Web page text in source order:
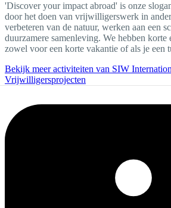
'Discover your impact abroad' is onze
door het doen van vrijwilligerswerk in
verbeteren van de natuur, werken aan een
duurzamere samenleving. We hebben korte
zowel voor een korte vakantie of als je een
Bekijk meer activiteiten van SIW
Vrijwilligersprojecten